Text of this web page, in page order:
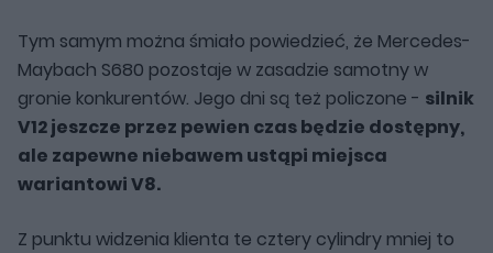
Tym samym można śmiało powiedzieć, że Mercedes-
Maybach S680 pozostaje w zasadzie samotny w
gronie konkurentów. Jego dni są też policzone - silnik
V12 jeszcze przez pewien czas będzie dostępny,
ale zapewne niebawem ustąpi miejsca
wariantowi V8.
Z punktu widzenia klienta te cztery cylindry mniej to